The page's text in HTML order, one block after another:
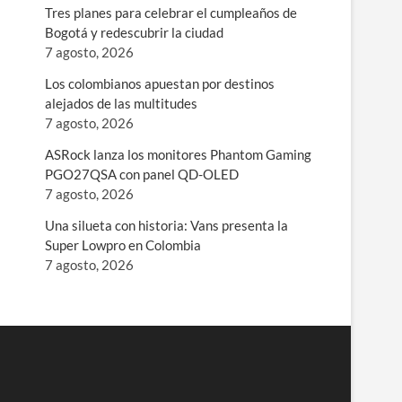
Tres planes para celebrar el cumpleaños de
Bogotá y redescubrir la ciudad
7 agosto, 2026
Los colombianos apuestan por destinos
alejados de las multitudes
7 agosto, 2026
ASRock lanza los monitores Phantom Gaming
PGO27QSA con panel QD-OLED
7 agosto, 2026
Una silueta con historia: Vans presenta la
Super Lowpro en Colombia
7 agosto, 2026